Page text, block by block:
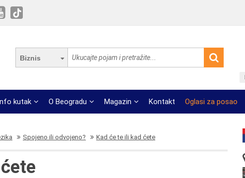
Biznis
kutak O Beogradu Magazin Kontakt Oglasi za posao
Spojeno ili odvojeno? Kad će te ili kad ćete